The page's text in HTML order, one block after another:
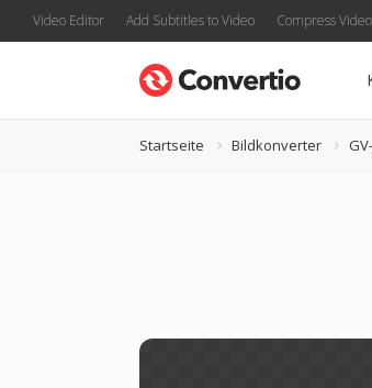
Video Editor Add Subtitles to Video Compress Video
Startseite Bildkonverter